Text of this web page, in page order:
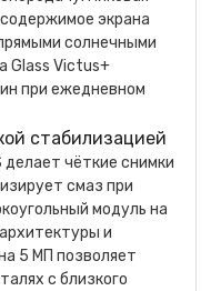
экрана
солнечными
Glass Victus+
при ежедневном
стабилизацией
делает чёткие снимки
смаз при
модуль на
и
5 МП позволяет
с близкого